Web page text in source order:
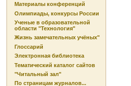
Материалы конференций
Олимпиады, конкурсы России
Ученые в образовательной
области "Технология"
Жизнь замечательных учёных"
Глоссарий
Электронная библиотека
Тематический каталог сайтов
"Читальный зал"
По страницам журналов...